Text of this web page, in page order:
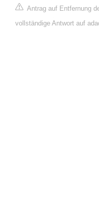
Antrag auf Entfernung
vollständige Antwort auf